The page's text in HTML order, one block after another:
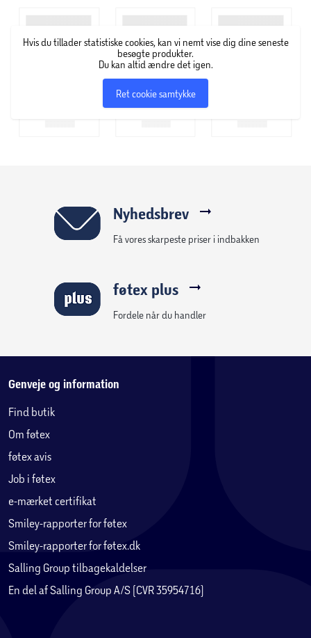
Hvis du tillader statistiske cookies, kan vi nemt vise dig dine seneste
besøgte produkter.
Du kan altid ændre det igen.
Ret cookie samtykke
Nyhedsbrev
Få vores skarpeste priser i indbakken
føtex plus
Fordele når du handler
Genveje og information
Find butik
Om føtex
føtex avis
Job i føtex
e-mærket certifikat
Smiley-rapporter for føtex
Smiley-rapporter for føtex.dk
Salling Group tilbagekaldelser
En del af Salling Group A/S (CVR 35954716)